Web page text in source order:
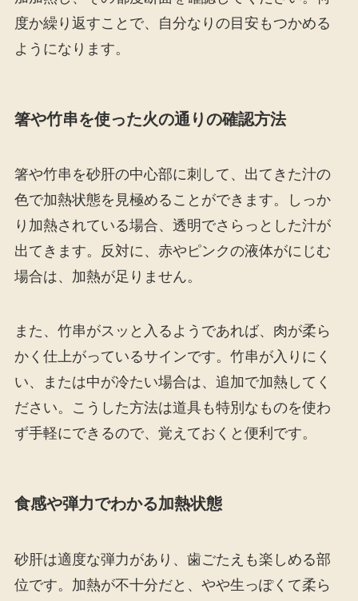
度か繰り返すことで、自分なりの目安もつかめる
ようになります。
箸や竹串を使った火の通りの確認方法
箸や竹串を砂肝の中心部に刺して、出てきた汁の
色で加熱状態を見極めることができます。しっか
り加熱されている場合、透明でさらっとした汁が
出てきます。反対に、赤やピンクの液体がにじむ
場合は、加熱が足りません。
また、竹串がスッと入るようであれば、肉が柔ら
かく仕上がっているサインです。竹串が入りにく
い、または中が冷たい場合は、追加で加熱してく
ださい。こうした方法は道具も特別なものを使わ
ず手軽にできるので、覚えておくと便利です。
食感や弾力でわかる加熱状態
砂肝は適度な弾力があり、歯ごたえも楽しめる部
位です。加熱が不十分だと、やや生っぽくて柔ら